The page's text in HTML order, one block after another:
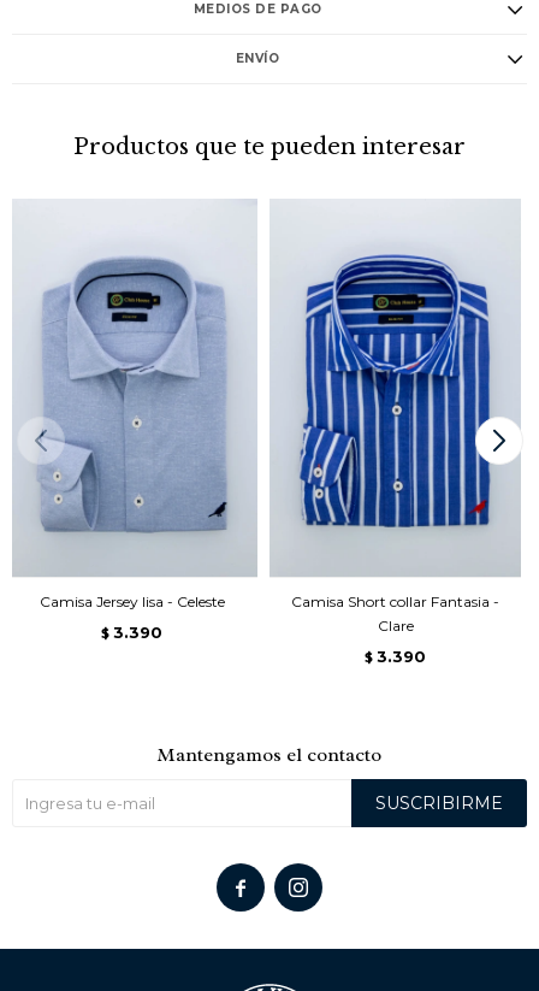
MEDIOS DE PAGO
ENVÍO
Productos que te pueden interesar
Camisa Jersey lisa - Celeste
$ 3.390
Camisa Short collar Fantasia -
Clare
$ 3.390
Mantengamos el contacto
SUSCRIBIRME
 